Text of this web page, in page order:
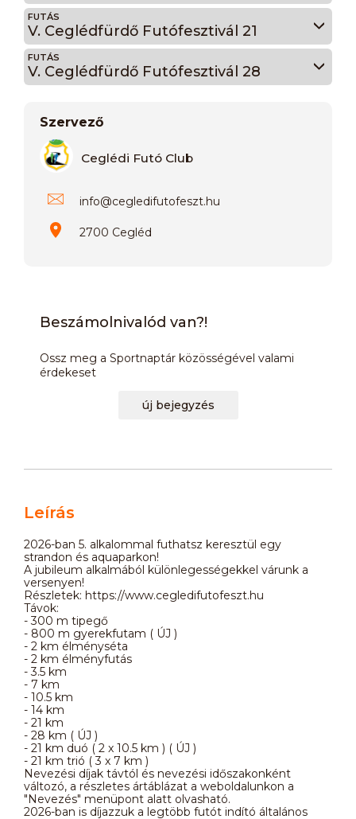
FUTÁS
V. Ceglédfürdő Futófesztivál 21
FUTÁS
V. Ceglédfürdő Futófesztivál 28
Szervező
Ceglédi Futó Club
info@cegledifutofeszt.hu
2700 Cegléd
Beszámolnivalód van?!
Ossz meg a Sportnaptár közösségével valami
érdekeset
új bejegyzés
Leírás
2026-ban 5. alkalommal futhatsz keresztül egy
strandon és aquaparkon!
A jubileum alkalmából különlegességekkel várunk a
versenyen!
Részletek: https://www.cegledifutofeszt.hu
Távok:
- 300 m tipegő
- 800 m gyerekfutam ( ÚJ )
- 2 km élményséta
- 2 km élményfutás
- 3.5 km
- 7 km
- 10.5 km
- 14 km
- 21 km
- 28 km ( ÚJ )
- 21 km duó ( 2 x 10.5 km ) ( ÚJ )
- 21 km trió ( 3 x 7 km )
Nevezési díjak távtól és nevezési időszakonként
változó, a részletes ártáblázat a weboldalunkon a
"Nevezés" menüpont alatt olvasható.
2026-ban is díjazzuk a legtöbb futót indító általános